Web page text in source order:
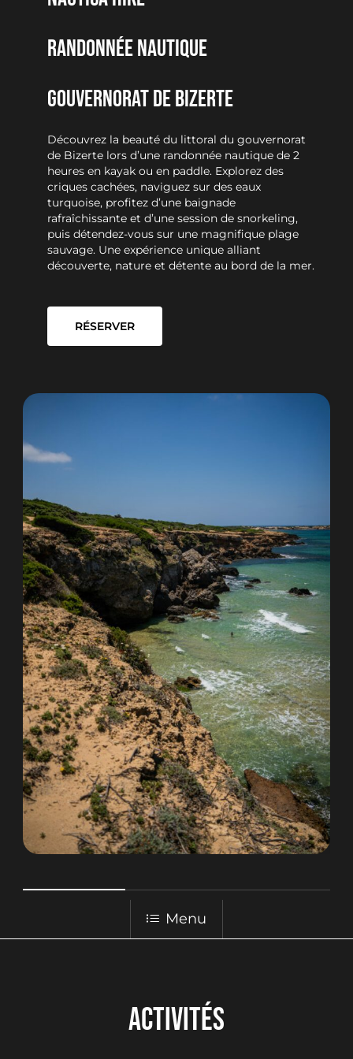
RANDONNÉE NAUTIQUE
GOUVERNORAT DE BIZERTE
Découvrez la beauté du littoral du gouvernorat
de Bizerte lors d’une randonnée nautique de 2
heures en kayak ou en paddle. Explorez des
criques cachées, naviguez sur des eaux
turquoise, profitez d’une baignade
rafraîchissante et d’une session de snorkeling,
puis détendez-vous sur une magnifique plage
sauvage. Une expérience unique alliant
découverte, nature et détente au bord de la mer.
RÉSERVER
Menu
ACTIVITÉS